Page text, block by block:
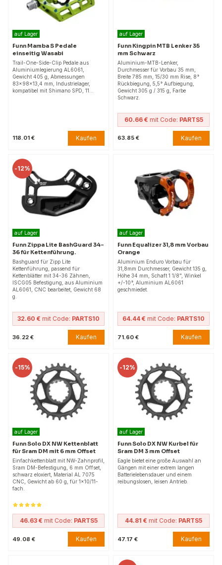
auf Lager
Funn Mamba S Pedale
einseitig Wasabi
Trail-One-Side-Clip Pedale aus
Aluminiumlegierung AL6061,
Gewicht 405 g, Abmessungen
83x98x13,4 mm, Industrielager,
kompatibel mit Shimano SPD, 11…
118.01 € Kaufen
auf Lager
Funn Kingpin MTB Lenker 35
mm Schwarz
Aluminium-MTB-Lenker,
Durchmesser für Vorbau 35 mm,
Breite 785 mm, 15/30 mm Rise, 8°
Rückbiegung, 5,5° Aufbiegung,
Gewicht 305 g / 315 g, Farbe
Schwarz.
60.66 € mit Code: PARTS5
63.85 € Kaufen
-12%
auf Lager
Funn Zippa Lite BashGuard 34-
36 für Kettenführung.
Bashguard für Zipp Lite
Kettenführung, passend für
Kettenblätter mit 34-36 Zähnen,
ISCG05 Befestigung, aus Aluminium
AL6061, CNC bearbeitet, Gewicht 68
g.
32.60 € mit Code: PARTS10
36.22 € Kaufen
auf Lager
Funn Equalizer 31,8 mm Vorbau
Orange
Aluminium Enduro Vorbau für
31,8mm Durchmesser, Gewicht 135 g,
Höhe 34 mm, Schaft 1 1/8", Winkel
+/-10°, Aluminium AL6061
geschmiedet.
64.44 € mit Code: PARTS10
71.60 € Kaufen
-15%
auf Lager
Funn Solo DX NW Kettenblatt
für Sram DM mit 6 mm Offset
Einfachkettenblatt mit NW-Zahnprofil,
Sram DM-Befestigung, 6 mm Offset,
schwarz eloxiert, Material AL 7075
CNC, Gewicht ab 60 g, für 1x10/11-
fach.
46.63 € mit Code: PARTS5
49.08 € Kaufen
-12%
auf Lager
Funn Solo DX NW Kurbel für
Sram DM 3 mm Offset
Eagle bietet eine große Auswahl an
Gängen mit einer extrem langen
Batterielebensdauer und einem
reibungslosen, leisen Antrieb.
44.81 € mit Code: PARTS5
47.17 € Kaufen